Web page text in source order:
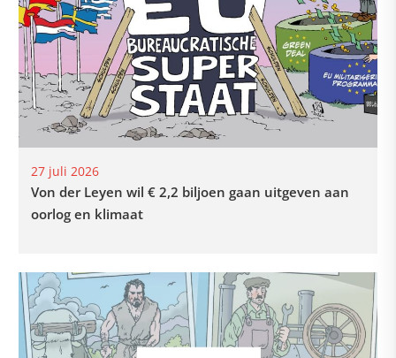
27 juli 2026
Von der Leyen wil € 2,2 biljoen gaan uitgeven aan
oorlog en klimaat